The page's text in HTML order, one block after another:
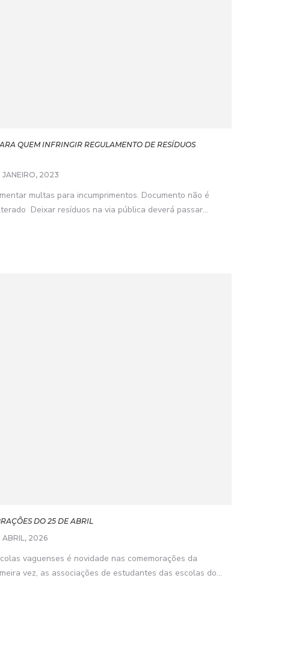
QUEM INFRINGIR REGULAMENTO DE RESÍDUOS
JANEIRO, 2023
multas para incumprimentos. Documento não é
Deixar resíduos na via pública deverá passar...
DO 25 DE ABRIL
ABRIL, 2026
vaguenses é novidade nas comemorações da
vez, as associações de estudantes das escolas do...